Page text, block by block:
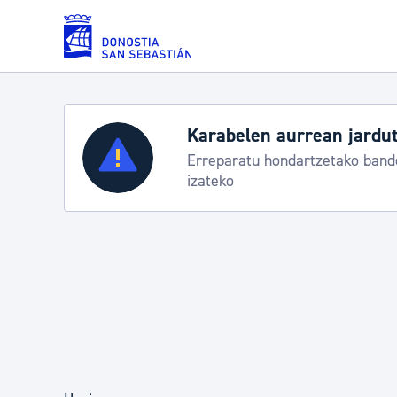
Eduki nagusira joan
Zerbitzuak
Errolda eta gai pertsonalak
Aste Nagusia 2026:
Abuztuak 8-15